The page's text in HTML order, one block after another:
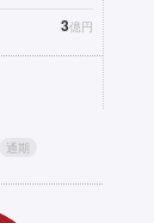
3億円
通期